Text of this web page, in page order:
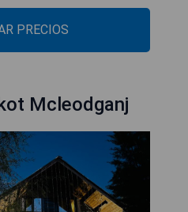
PRECIOS
Mcleodganj